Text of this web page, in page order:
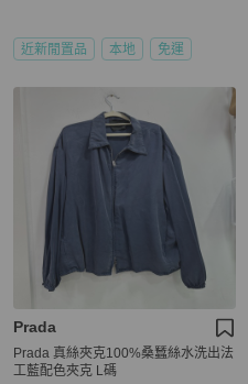
近新閒置品 本地 免運
Prada
Prada 真絲夾克100%桑蠶絲水洗出法
工藍配色夾克 L碼